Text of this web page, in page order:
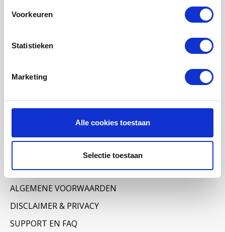
Voorkeuren
Statistieken
Marketing
Alle cookies toestaan
Selectie toestaan
ONDERHOUD WTW VENTILATIE
Mijn account
Mijn bestellingen
OVER ONS
ALGEMENE VOORWAARDEN
DISCLAIMER & PRIVACY
SUPPORT EN FAQ